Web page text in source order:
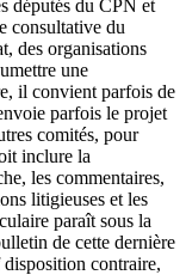
députés du CPN et
consultative du
des organisations
une
il convient parfois de
parfois le projet
comités, pour
inclure la
les commentaires,
litigieuses et les
paraît sous la
de cette dernière
disposition contraire,